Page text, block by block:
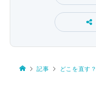
記事 どこを直す？